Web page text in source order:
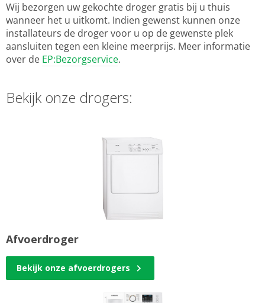
Wij bezorgen uw gekochte droger gratis bij u thuis
wanneer het u uitkomt. Indien gewenst kunnen onze
installateurs de droger voor u op de gewenste plek
aansluiten tegen een kleine meerprijs. Meer informatie
over de EP:Bezorgservice.
Bekijk onze drogers:
Afvoerdroger
Bekijk onze afvoerdrogers